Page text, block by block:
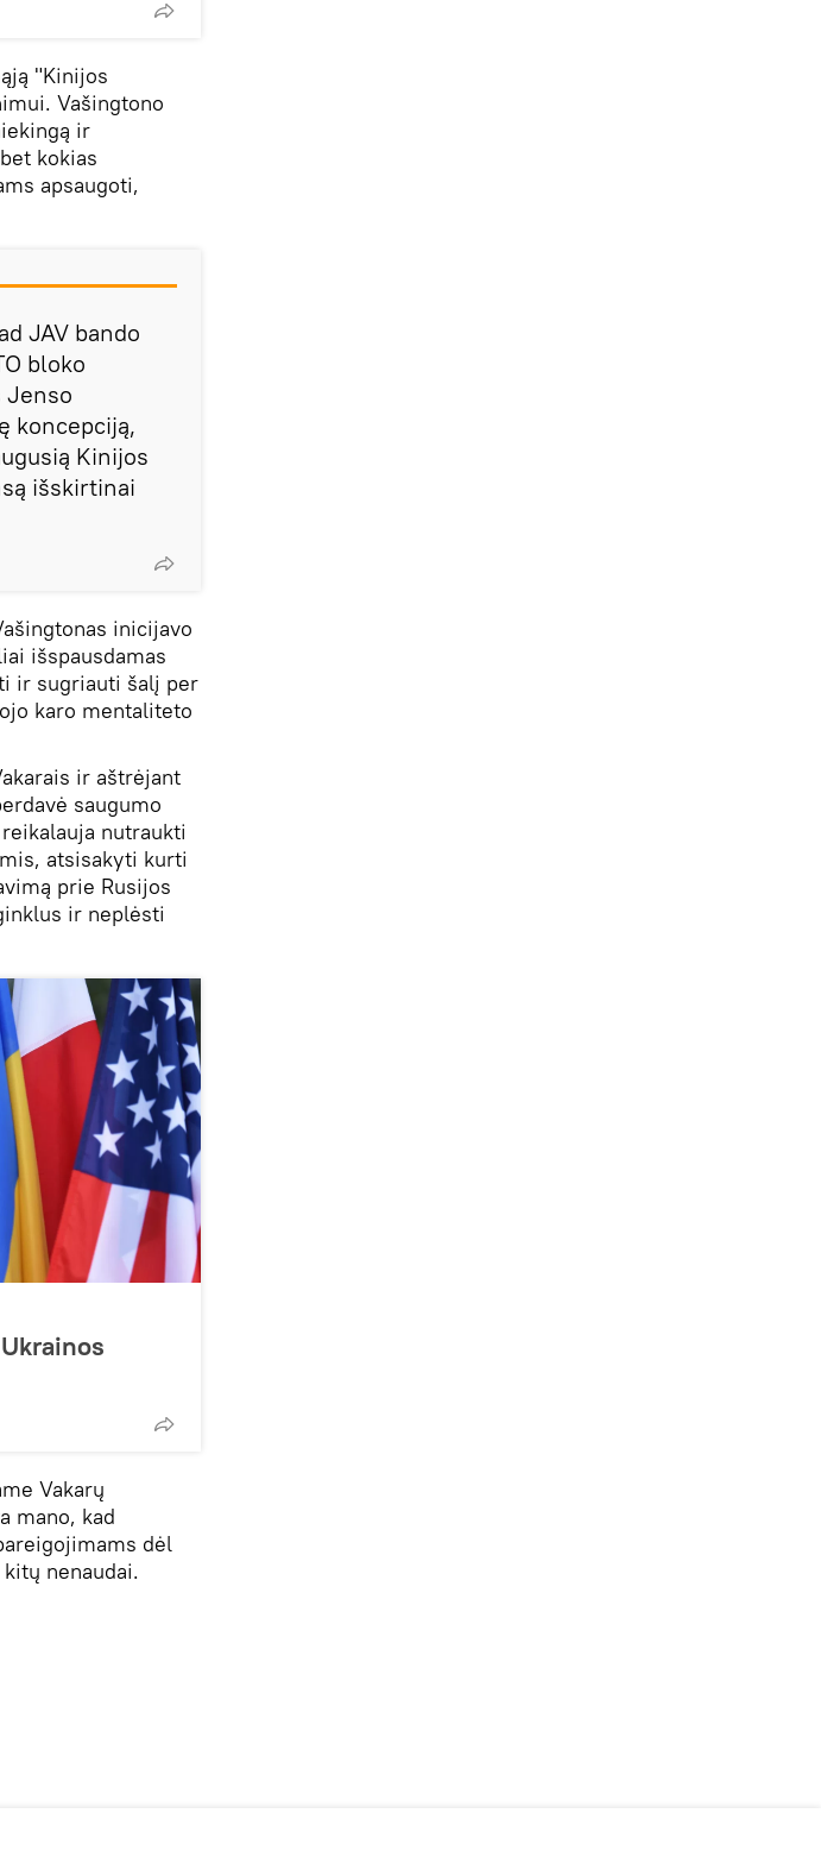
"Kinijos
Vašingtono
ir
kokias
apsaugoti,
JAV bando
bloko
Jenso
koncepciją,
Kinijos
išskirtinai
inicijavo
išspausdamas
ir sugriauti šalį per
karo mentaliteto
ir aštrėjant
saugumo
nutraukti
atsisakyti kurti
prie Rusijos
ir neplėsti
Vakarų
mano, kad
dėl
nenaudai.